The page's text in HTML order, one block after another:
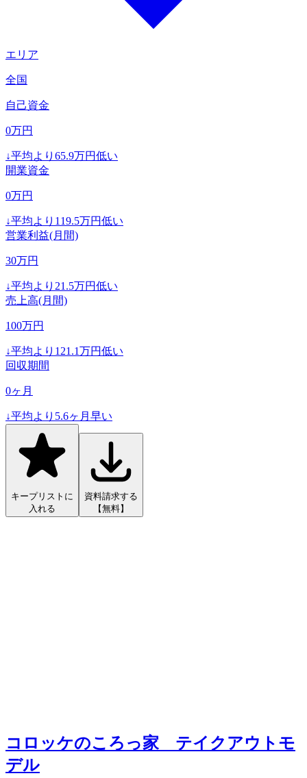
エリア
全国
自己資金
0万円
↓平均より 65.9万円低い
開業資金
0万円
↓平均より 119.5万円低い
営業利益(月間)
30万円
↓平均より 21.5万円低い
売上高(月間)
100万円
↓平均より 121.1万円低い
回収期間
0ヶ月
↓平均より 5.6ヶ月早い
キープリストに
入れる
資料請求する
【無料】
コロッケのころっ家 テイクアウトモ
デル